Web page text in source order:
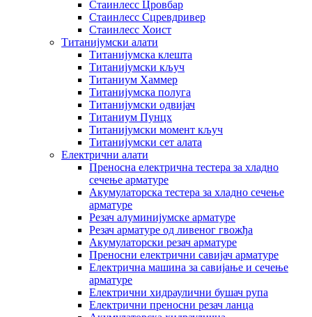
Стаинлесс Цровбар
Стаинлесс Сцревдривер
Стаинлесс Хоист
Титанијумски алати
Титанијумска клешта
Титанијумски кључ
Титаниум Хаммер
Титанијумска полуга
Титанијумски одвијач
Титаниум Пунцх
Титанијумски момент кључ
Титанијумски сет алата
Електрични алати
Преносна електрична тестера за хладно
сечење арматуре
Акумулаторска тестера за хладно сечење
арматуре
Резач алуминијумске арматуре
Резач арматуре од ливеног гвожђа
Акумулаторски резач арматуре
Преносни електрични савијач арматуре
Електрична машина за савијање и сечење
арматуре
Електрични хидраулични бушач рупа
Електрични преносни резач ланца